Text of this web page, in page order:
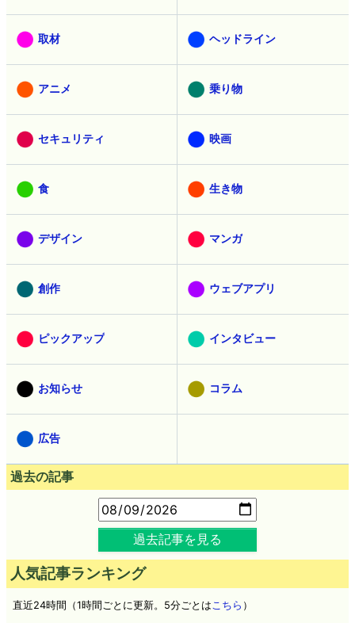
取材 ヘッドライン
アニメ 乗り物
セキュリティ 映画
食 生き物
デザイン マンガ
創作 ウェブアプリ
ピックアップ インタビュー
お知らせ コラム
広告
過去の記事
過去記事を見る
人気記事ランキング
直近24時間（1時間ごとに更新。5分ごとは こちら ）